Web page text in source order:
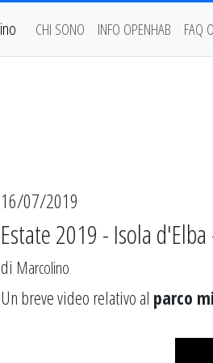
CHI SONO INFO OPENHAB FAQ
16/07/2019
Estate 2019 - Isola
di Marcolino
Un breve video relativo al parco